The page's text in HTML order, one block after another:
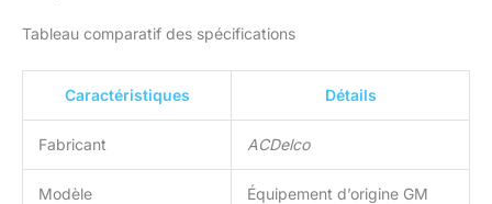
Tableau comparatif des spécifications
Caractéristiques Détails
Fabricant ACDelco
Modèle Équipement d’origine GM